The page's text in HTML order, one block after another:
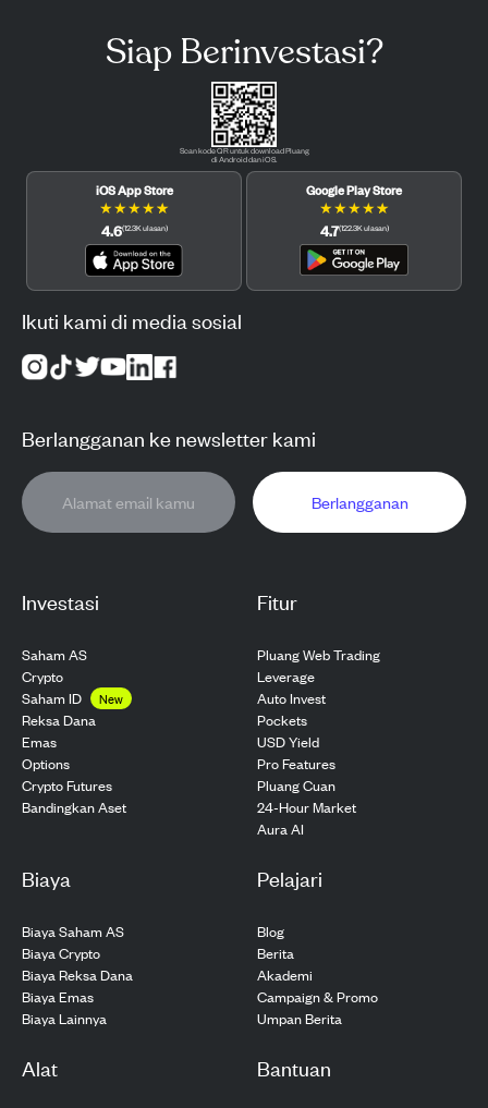
Investasi
Saham AS
Crypto
Saham ID
New
Reksa Dana
Emas
Options
Crypto Futures
Bandingkan Aset
Fitur
Pluang Web Trading
Leverage
Auto Invest
Pockets
USD Yield
Pro Features
Pluang Cuan
24-Hour Market
Aura AI
Biaya
Biaya Saham AS
Biaya Crypto
Biaya Reksa Dana
Biaya Emas
Biaya Lainnya
Pelajari
Blog
Berita
Akademi
Campaign & Promo
Umpan Berita
Alat Bantuan
Siap Berinvestasi?
Scan kode QR untuk download Pluang
di Android dan iOS.
iOS App Store
★★★★★
4.6(12.3Kulasan)
Google Play Store
★★★★★
4.7(122.3Kulasan)
Ikuti kami di media sosial
Berlangganan ke newsletter kami
Berlangganan